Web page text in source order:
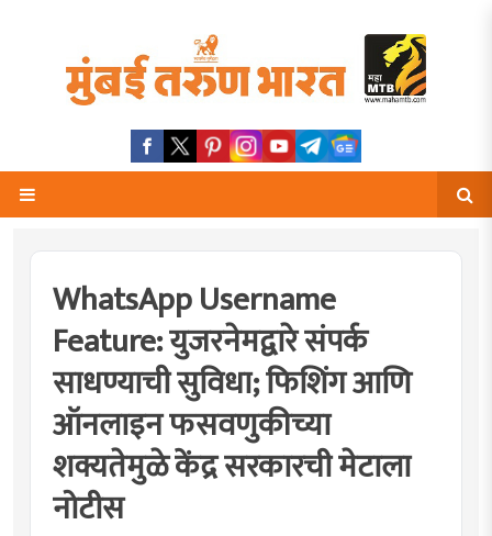
WhatsApp Username
Feature: युजरनेमद्वारे संपर्क
साधण्याची सुविधा; फिशिंग आणि
ऑनलाइन फसवणुकीच्या
शक्यतेमुळे केंद्र सरकारची मेटाला
नोटीस